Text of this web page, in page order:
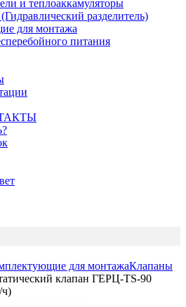
и теплоаккамуляторы
разделитель)
для монтажа
питания
для монтажаКлапаны
клапан ГЕРЦ-TS-90